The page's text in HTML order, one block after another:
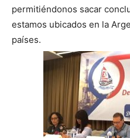
permitiéndonos sacar
estamos ubicados en la
países.